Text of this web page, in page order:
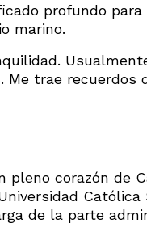
profundo
marino.
trae recuerdos
pleno corazón de
Católica
de la parte